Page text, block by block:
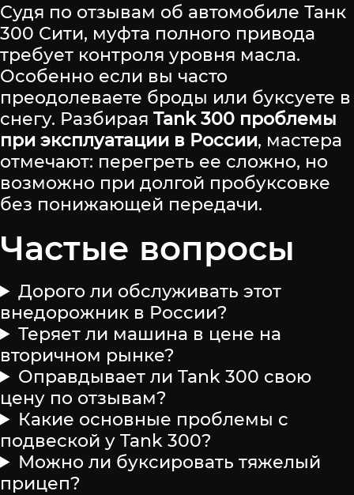
Судя по отзывам об автомобиле Танк
300 Сити, муфта полного привода
требует контроля уровня масла.
Особенно если вы часто
преодолеваете броды или буксуете в
снегу. Разбирая Tank 300 проблемы
при эксплуатации в России, мастера
отмечают: перегреть ее сложно, но
возможно при долгой пробуксовке
без понижающей передачи.
Частые вопросы
Дорого ли обслуживать этот
внедорожник в России?
Теряет ли машина в цене на
вторичном рынке?
Оправдывает ли Tank 300 свою
цену по отзывам?
Какие основные проблемы с
подвеской у Tank 300?
Можно ли буксировать тяжелый
прицеп?